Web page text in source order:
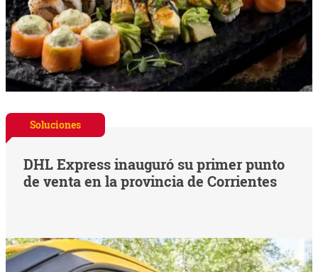
Soluciones
DHL Express inauguró su primer punto
de venta en la provincia de Corrientes